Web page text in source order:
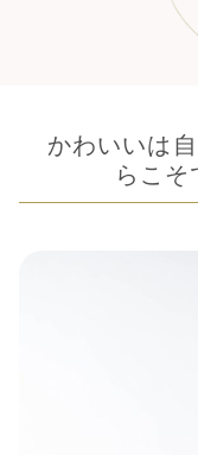
かわいいは
らこ